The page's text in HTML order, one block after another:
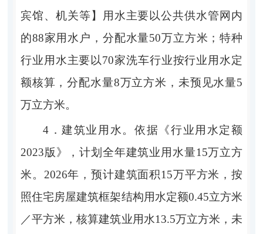
宾馆、机关等】
用水主要以公共供水管网内
的88家用水户，分配水量50万立方米；特种
行业用水主要以70家洗车行业按行业用水定
额核算，分配水量8万立方米，未预见水量5
万立方米。
4．建筑业用水。 依据 《行业用水定额
2023版》，计划全年建筑业用水量15万立方
米。 2026年，预计建筑面积15万平方米，按
照住宅房屋建筑框架结构用水定额0.45立方米
／平方米，核算建筑业用水13.5万立方米，未